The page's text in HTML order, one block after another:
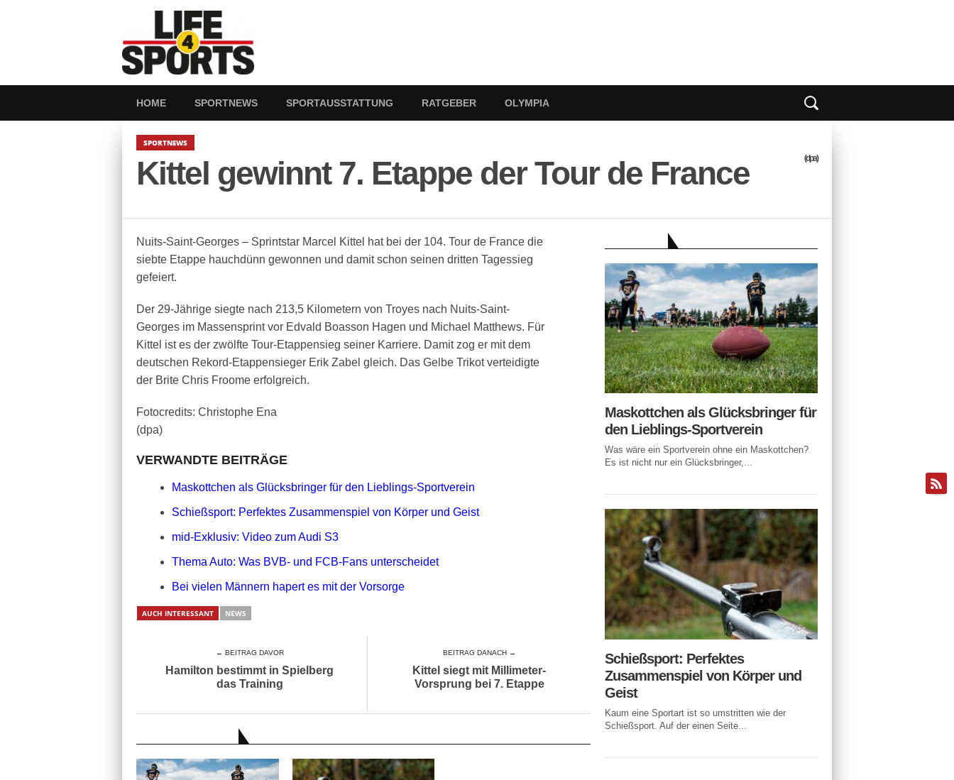
HOME SPORTNEWS SPORTAUSSTATTUNG RATGEBER OLYMPIA
SPORTNEWS
Kittel gewinnt 7. Etappe der Tour de France (dpa)
Nuits-Saint-Georges – Sprintstar Marcel Kittel hat bei der 104. Tour de France die
siebte Etappe hauchdünn gewonnen und damit schon seinen dritten Tagessieg
gefeiert.
Der 29-Jährige siegte nach 213,5 Kilometern von Troyes nach Nuits-Saint-
Georges im Massensprint vor Edvald Boasson Hagen und Michael Matthews. Für
Kittel ist es der zwölfte Tour-Etappensieg seiner Karriere. Damit zog er mit dem
deutschen Rekord-Etappensieger Erik Zabel gleich. Das Gelbe Trikot verteidigte
der Brite Chris Froome erfolgreich.
Fotocredits: Christophe Ena
(dpa)
VERWANDTE BEITRÄGE
Maskottchen als Glücksbringer für den Lieblings-Sportverein
Schießsport: Perfektes Zusammenspiel von Körper und Geist
mid-Exklusiv: Video zum Audi S3
Thema Auto: Was BVB- und FCB-Fans unterscheidet
Bei vielen Männern hapert es mit der Vorsorge
AUCH INTERESSANT NEWS
← BEITRAG DAVOR
Hamilton bestimmt in Spielberg
das Training
BEITRAG DANACH →
Kittel siegt mit Millimeter-
Vorsprung bei 7. Etappe
Maskottchen als Glücksbringer für
den Lieblings-Sportverein
Was wäre ein Sportverein ohne ein Maskottchen?
Es ist nicht nur ein Glücksbringer,...
Schießsport: Perfektes
Zusammenspiel von Körper und
Geist
Kaum eine Sportart ist so umstritten wie der
Schießsport. Auf der einen Seite...